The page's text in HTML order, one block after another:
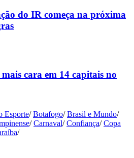
do IR começa na próxima
cara em 14 capitais no
Esporte/ Botafogo/ Brasil e Mundo/
/ Carnaval/ Confiança/ Copa
/